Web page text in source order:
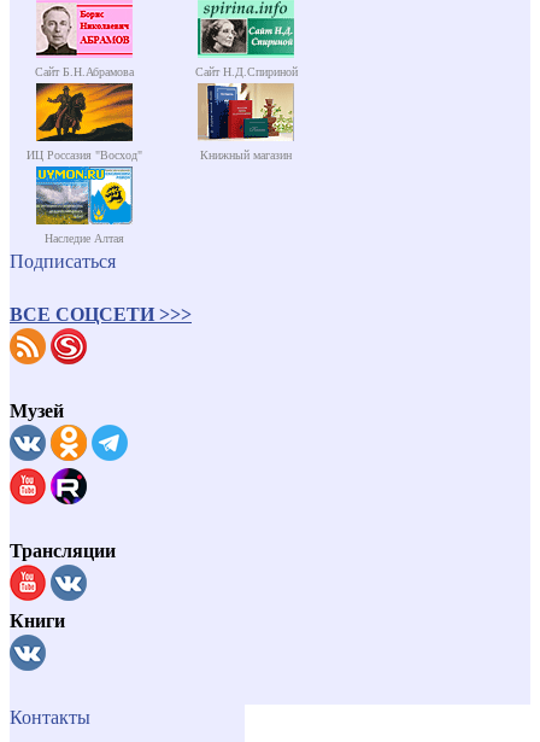
Сайт Б.Н.Абрамова Сайт Н.Д.Спириной
ИЦ Россазия "Восход" Книжный магазин
Наследие Алтая
Подписаться
ВСЕ СОЦСЕТИ >>>
Музей
Трансляции
Книги
Контакты